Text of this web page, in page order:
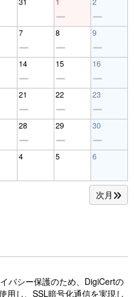
7 8 9
14 15 16
21 22 23
28 29 30
4 5 6
次月
バシー保護のため、DigiCertの
用し、SSL暗号化通信を実現し